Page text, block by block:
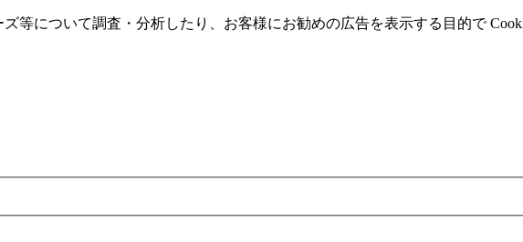
等について調査・分析したり、お客様にお勧めの広告を表⽰する⽬的で